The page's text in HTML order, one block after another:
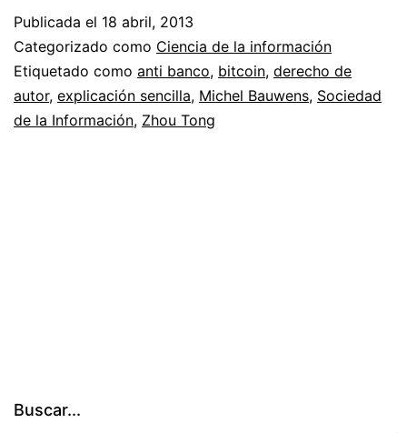
Publicada el 18 abril, 2013
Categorizado como Ciencia de la información
Etiquetado como anti banco, bitcoin, derecho de
autor, explicación sencilla, Michel Bauwens, Sociedad
de la Información, Zhou Tong
Buscar...